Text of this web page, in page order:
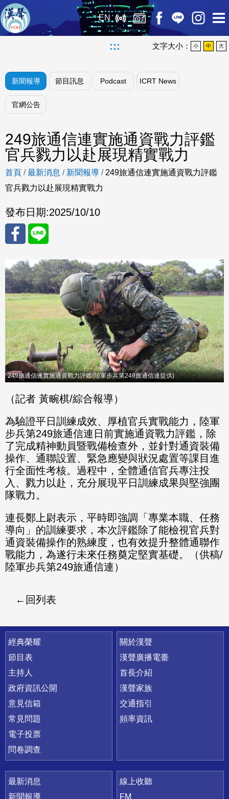
EN
::: 文字大小： 小 中 大
新聞報導 節目訊息 Podcast ICRT News
官網公告
249旅通信連實施通資戰力評鑑
官兵戮力以赴展現精實戰力
首頁 /最新消息 / 新聞報導 / 249旅通信連實施通資戰力評鑑
官兵戮力以赴展現精實戰力
發布日期:2025/10/10
分享
至
Fac
eBo
ok
分享
至
Line
249旅通信連實施通資戰力評鑑(陸軍步兵第249旅通信連提供)
（記者 黃畹棋/綜合報導）
為驗證平日訓練成效、厚植官兵實戰能力，陸軍
步兵第249旅通信連日前實施通資戰力評鑑，除
了完成精神動員暨戰備檢查外，並針對通資裝備
操作、通聯設置、緊急應變與狀況處置等課目進
行全面性考核。過程中，全體通信官兵專注投
入、戮力以赴，充分展現平日訓練成果與堅強團
隊戰力。
連長鄭上尉表示，平時即強調「專業本職、任務
導向」的訓練要求，本次評鑑除了能檢視官兵對
通資裝備操作的熟練度，也有效提升整體通聯作
戰能力，為遂行未來任務奠定堅實基礎。（供稿/
陸軍步兵第249旅通信連）
回列表
快速連結
經典榮耀
節目表
主持人
政府資訊公開
意見信箱
常見問題
電子投票
問卷調查
關於漢聲
漢聲廣播電臺
首長介紹
漢聲家族
交通指引
頻率資訊
最新消息
新聞報導
線上收聽
FM